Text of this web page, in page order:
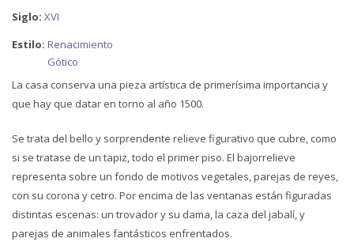
Siglo: XVI
Estilo: Renacimiento
Gótico
La casa conserva una pieza artística de primerísima importancia y
que hay que datar en torno al año 1500.
Se trata del bello y sorprendente relieve figurativo que cubre, como
si se tratase de un tapiz, todo el primer piso. El bajorrelieve
representa sobre un fondo de motivos vegetales, parejas de reyes,
con su corona y cetro. Por encima de las ventanas están figuradas
distintas escenas: un trovador y su dama, la caza del jabalí, y
parejas de animales fantásticos enfrentados.